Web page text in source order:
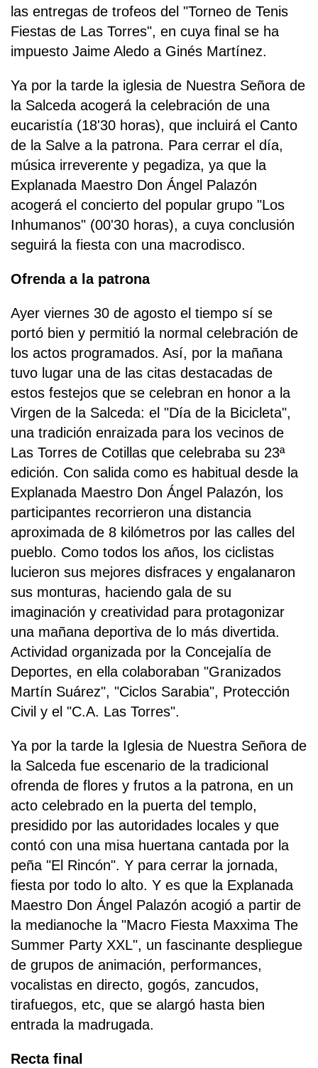
las entregas de trofeos del "Torneo de Tenis
Fiestas de Las Torres", en cuya final se ha
impuesto Jaime Aledo a Ginés Martínez.
Ya por la tarde la iglesia de Nuestra Señora de
la Salceda acogerá la celebración de una
eucaristía (18'30 horas), que incluirá el Canto
de la Salve a la patrona. Para cerrar el día,
música irreverente y pegadiza, ya que la
Explanada Maestro Don Ángel Palazón
acogerá el concierto del popular grupo "Los
Inhumanos" (00'30 horas), a cuya conclusión
seguirá la fiesta con una macrodisco.
Ofrenda a la patrona
Ayer viernes 30 de agosto el tiempo sí se
portó bien y permitió la normal celebración de
los actos programados. Así, por la mañana
tuvo lugar una de las citas destacadas de
estos festejos que se celebran en honor a la
Virgen de la Salceda: el "Día de la Bicicleta",
una tradición enraizada para los vecinos de
Las Torres de Cotillas que celebraba su 23ª
edición. Con salida como es habitual desde la
Explanada Maestro Don Ángel Palazón, los
participantes recorrieron una distancia
aproximada de 8 kilómetros por las calles del
pueblo. Como todos los años, los ciclistas
lucieron sus mejores disfraces y engalanaron
sus monturas, haciendo gala de su
imaginación y creatividad para protagonizar
una mañana deportiva de lo más divertida.
Actividad organizada por la Concejalía de
Deportes, en ella colaboraban "Granizados
Martín Suárez", "Ciclos Sarabia", Protección
Civil y el "C.A. Las Torres".
Ya por la tarde la Iglesia de Nuestra Señora de
la Salceda fue escenario de la tradicional
ofrenda de flores y frutos a la patrona, en un
acto celebrado en la puerta del templo,
presidido por las autoridades locales y que
contó con una misa huertana cantada por la
peña "El Rincón". Y para cerrar la jornada,
fiesta por todo lo alto. Y es que la Explanada
Maestro Don Ángel Palazón acogió a partir de
la medianoche la "Macro Fiesta Maxxima The
Summer Party XXL", un fascinante despliegue
de grupos de animación, performances,
vocalistas en directo, gogós, zancudos,
tirafuegos, etc, que se alargó hasta bien
entrada la madrugada.
Recta final